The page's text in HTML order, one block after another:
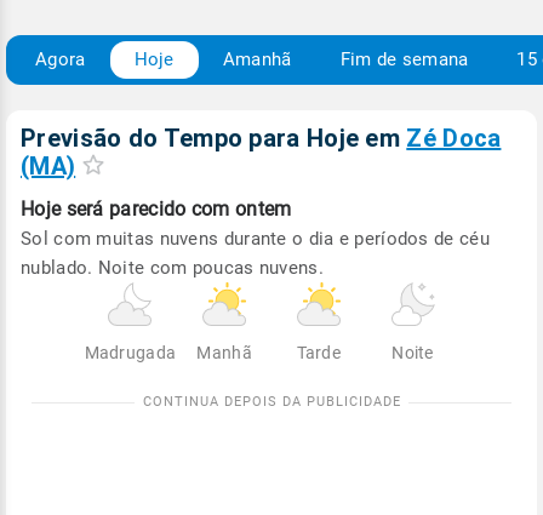
Agora Hoje Amanhã Fim de semana 15
Previsão do Tempo para Hoje em Zé Doca
(MA)
Hoje será parecido com ontem
Sol com muitas nuvens durante o dia e períodos de céu
nublado. Noite com poucas nuvens.
Madrugada Manhã Tarde Noite